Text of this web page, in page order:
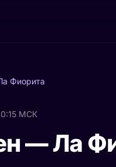
Фиорита
МСК
— Ла